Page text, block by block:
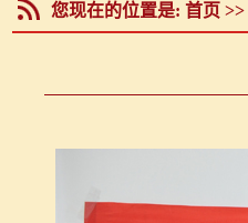
您现在的位置是: 首页 >>